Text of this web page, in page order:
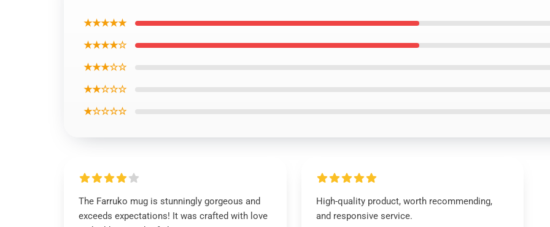
★★★★★
★★★★☆
★★★☆☆
★★☆☆☆
★☆☆☆☆
The Farruko mug is stunningly gorgeous and
exceeds expectations! It was crafted with love
High-quality product, worth recommending,
and responsive service.